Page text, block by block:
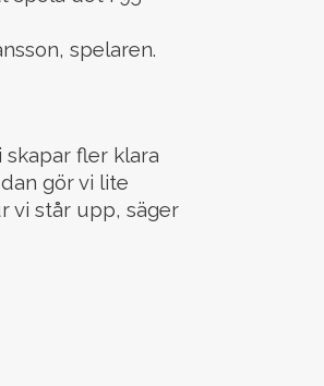
spelaren.
skapar fler klara
gör vi lite
vi står upp, säger